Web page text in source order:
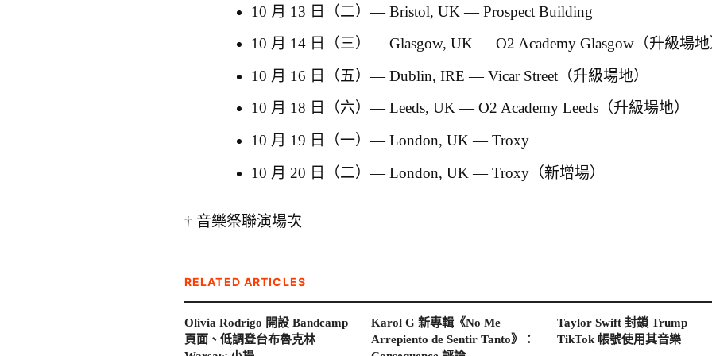
10 月 13 日（二）— Bristol, UK — Prospect Building
10 月 14 日（三）— Glasgow, UK — O2 Academy Glasgow（升級場
10 月 16 日（五）— Dublin, IRE — Vicar Street（升級場地）
10 月 18 日（六）— Leeds, UK — O2 Academy Leeds（升級場地）
10 月 19 日（一）— London, UK — Troxy
10 月 20 日（二）— London, UK — Troxy（新增場）
† 音樂祭聯演場次
RELATED ARTICLES
Olivia Rodrigo 開設 Bandcamp
頁面、低調登台布魯克林
Karol G 新專輯《No Me
Arrepiento de Sentir Tanto》：
Taylor Swift 封鎖 Trump
TikTok 帳號使用其音樂